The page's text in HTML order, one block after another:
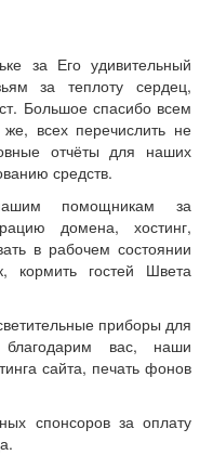
за Его удивительный
за теплоту сердец,
Большое спасибо всем
всех перечислить не
отчёты для наших
средств.
помощникам за
домена, хостинг,
в рабочем состоянии
кормить гостей Швета
приборы для
вас, наши
сайта, печать фонов
спонсоров за оплату